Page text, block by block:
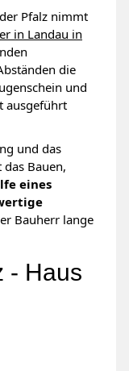
Pfalz nimmt
in Landau in
die
und
ausgeführt
und das
Bauen,
eines
Bauherr lange
- Haus